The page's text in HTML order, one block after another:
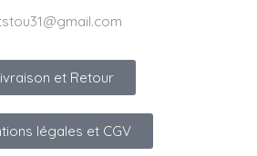
et Retour
légales et CGV